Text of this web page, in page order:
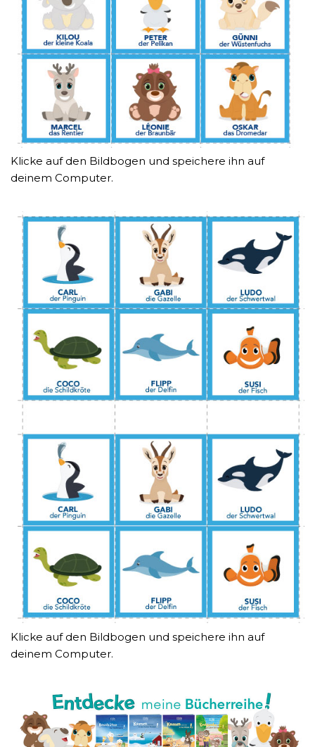
Klicke auf den Bildbogen und speichere ihn auf
deinem Computer.
Klicke auf den Bildbogen und speichere ihn auf
deinem Computer.